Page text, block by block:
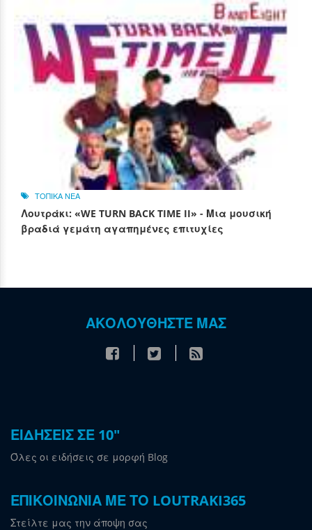
ΤΟΠΙΚΑ ΝΕΑ
Λουτράκι: «WE TURN BACK TIME II» - Μια μουσική
βραδιά γεμάτη αγαπημένες επιτυχίες
ΑΚΟΛΟΥΘΗΣΤΕ ΜΑΣ
ΕΙΔΗΣΕΙΣ ΣΕ 10"
Όλες οι ειδήσεις σε μορφή Blog
ΕΠΙΚΟΙΝΩΝΙΑ ΜΕ ΤΟ LOUTRAKI365
Στείλτε μας την άποψη σας